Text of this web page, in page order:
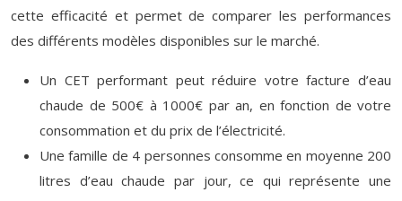
cette efficacité et permet de comparer les performances
des différents modèles disponibles sur le marché.
Un CET performant peut réduire votre facture d’eau
chaude de 500€ à 1000€ par an, en fonction de votre
consommation et du prix de l’électricité.
Une famille de 4 personnes consomme en moyenne 200
litres d’eau chaude par jour, ce qui représente une